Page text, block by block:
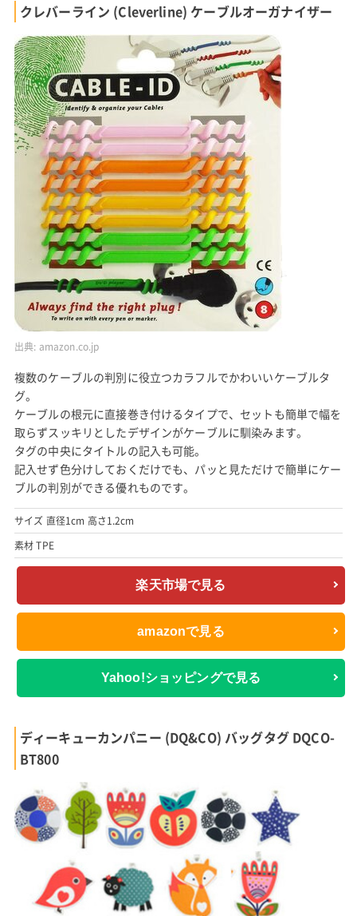
クレバーライン (Cleverline) ケーブルオーガナイザー
出典: amazon.co.jp
複数のケーブルの判別に役立つカラフルでかわいいケーブルタ
グ。
ケーブルの根元に直接巻き付けるタイプで、セットも簡単で幅を
取らずスッキリとしたデザインがケーブルに馴染みます。
タグの中央にタイトルの記入も可能。
記入せず色分けしておくだけでも、パッと見ただけで簡単にケー
ブルの判別ができる優れものです。
サイズ 直径1cm 高さ1.2cm
素材 TPE
楽天市場で見る
amazonで見る
Yahoo!ショッピングで見る
ディーキューカンパニー (DQ&CO) バッグタグ DQCO-
BT800